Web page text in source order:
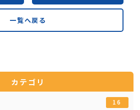
一覧へ戻る
カテゴリ
16